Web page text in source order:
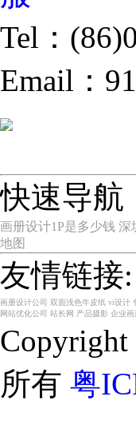
Tel：
Email：
快速导航
画册设计1P是多少钱 深
地图
友情链接:
画册设计公司 双面浅色牛皮纸 vi设计
网站优化公司 站长网 产品摄影 企业画
所有 粤